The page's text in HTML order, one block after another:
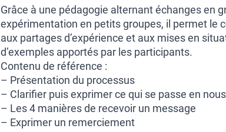
Grâce à une pédagogie alternant échanges en
expérimentation en petits groupes, il permet le
aux partages d’expérience et aux mises en
d’exemples apportés par les participants.
Contenu de référence :
– Présentation du processus
– Clarifier puis exprimer ce qui se passe en nous
– Les 4 manières de recevoir un message
– Exprimer un remerciement